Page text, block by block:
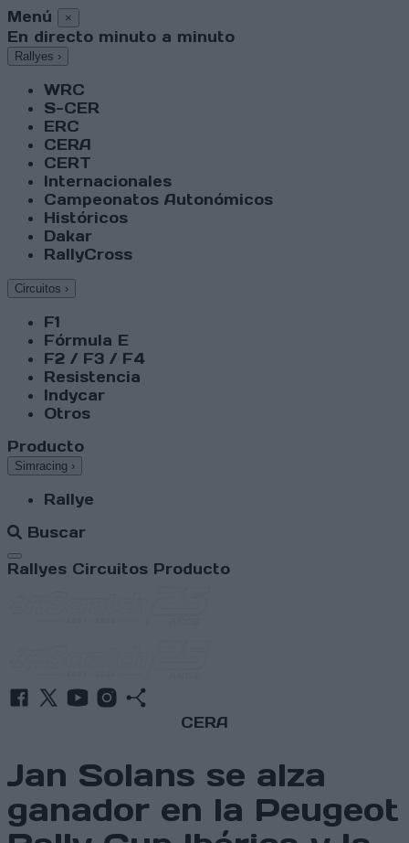
Menú ×
En directo minuto a minuto
Rallyes ›
WRC
S-CER
ERC
CERA
CERT
Internacionales
Campeonatos Autonómicos
Históricos
Dakar
RallyCross
Circuitos ›
F1
Fórmula E
F2 / F3 / F4
Resistencia
Indycar
Otros
Producto
Simracing ›
Rallye
Buscar
Abrir menú
Rallyes Circuitos Producto
CERA
Jan Solans se alza
ganador en la Peugeot